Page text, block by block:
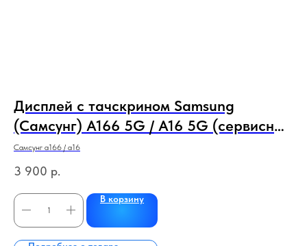
Дисплей с тачскрином Samsung
(Самсунг) A166 5G / A16 5G (сервисный
100% оригинал) (черный) с рамкой
Самсунг а166 / а16
3 900 р.
В корзину